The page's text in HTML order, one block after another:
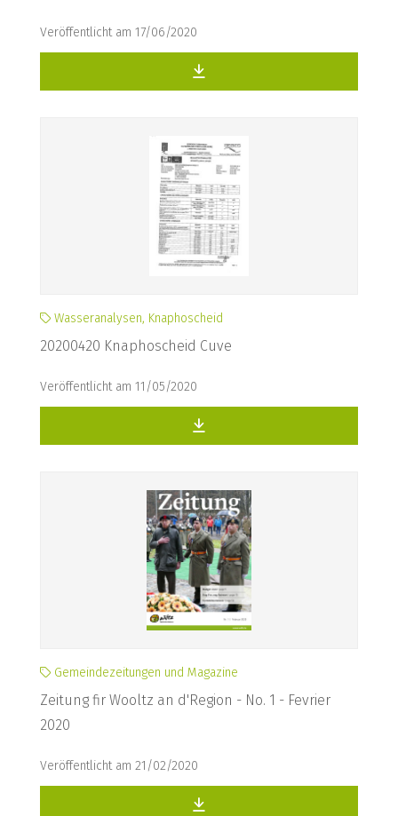
Veröffentlicht am 17/06/2020
Wasseranalysen, Knaphoscheid
20200420 Knaphoscheid Cuve
Veröffentlicht am 11/05/2020
Gemeindezeitungen und Magazine
Zeitung fir Wooltz an d'Region - No. 1 - Fevrier
2020
Veröffentlicht am 21/02/2020